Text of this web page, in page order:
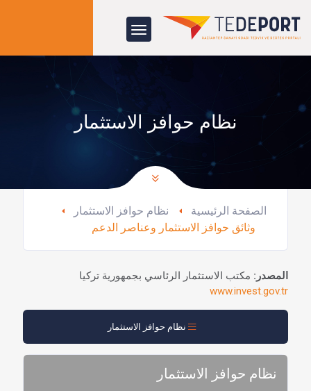
نظام حوافز الاستثمار
الصفحة الرئيسية
نظام حوافز الاستثمار
وثائق حوافز الاستثمار وعناصر الدعم
المصدر: مكتب الاستثمار الرئاسي بجمهورية تركيا
www.invest.gov.tr
نظام حوافز الاستثمار
نظام حوافز الاستثمار